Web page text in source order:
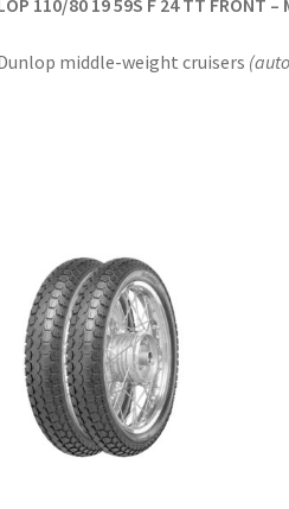
110/80 19 59S F 24 TT
middle-weight cruisers (